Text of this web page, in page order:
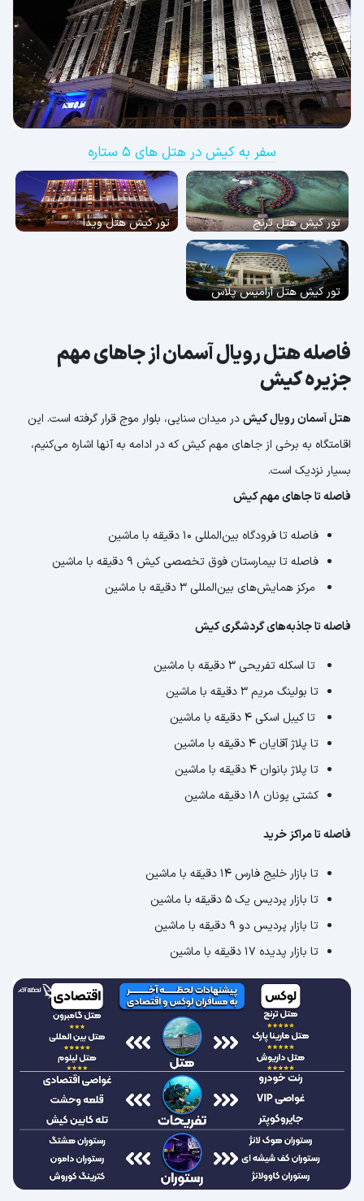
سفر به کیش در هتل های 5 ستاره
تور کیش هتل ترنج تور کیش هتل ویدا
تور کیش هتل آرامیس پلاس
فاصله هتل رویال آسمان از جاهای مهم
جزیره کیش
هتل آسمان رویال کیشدر میدان سنایی، بلوار موج قرار گرفته است. این
اقامتگاه به برخی از جاهای مهم کیش که در ادامه به آنها اشاره می‌کنیم،
بسیار نزدیک است.
فاصله تا جاهای مهم کیش
فاصله تا فرودگاه بین‌المللی 10 دقیقه با ماشین
فاصله تا بیمارستان فوق‌ تخصصی کیش 9 دقیقه با ماشین
مرکز همایش‌های بین‌المللی 3 دقیقه با ماشین
فاصله تا جاذبه‌های گردشگری کیش
تا اسکله تفریحی 3 دقیقه با ماشین
تا بولینگ مریم 3 دقیقه با ماشین
تا کیبل اسکی 4 دقیقه با ماشین
تا پلاژ آقایان 4 دقیقه با ماشین
تا پلاژ بانوان 4 دقیقه با ماشین
کشتی یونان 18 دقیقه ماشین
فاصله تا مراکز خرید
تا بازار خلیج فارس 14 دقیقه با ماشین
تا بازار پردیس یک 5 دقیقه با ماشین
تا بازار پردیس دو 9 دقیقه با ماشین
تا بازار پدیده 17 دقیقه با ماشین